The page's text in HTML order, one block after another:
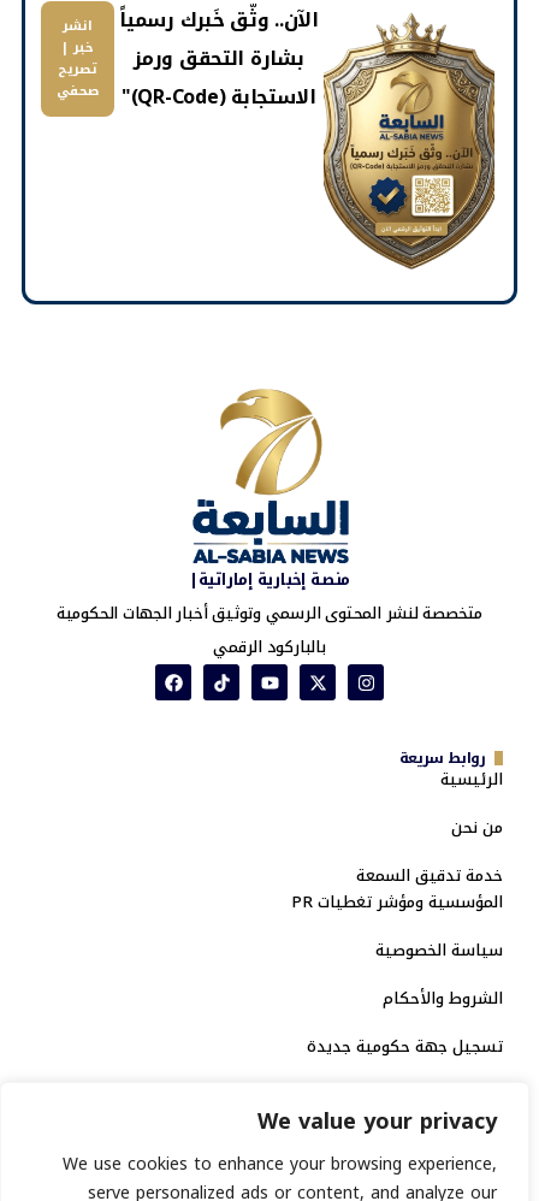
We value your privacy
We use cookies to enhance your browsing experience,
serve personalized ads or content, and analyze our
​الآن.. وثّق خَبرك رسمياً
بشارة التحقق ورمز
الاستجابة (QR-Code)"
انشر
خبر |
تصريح
صحفي
منصة إخبارية إماراتية|
متخصصة لنشر المحتوى الرسمي وتوثيق أخبار الجهات الحكومية
بالباركود الرقمي
روابط سريعة
الرئيسية
من نحن
خدمة تدقيق السمعة
المؤسسية ومؤشر تغطيات PR
سياسة الخصوصية
الشروط والأحكام
تسجيل جهة حكومية جديدة
الاعتماد الرسمي
منصة إخبارية مرخصة